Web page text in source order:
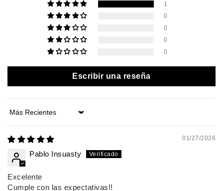
1
0
0
0
0
Escribir una reseña
Sort by
01/27/2026
Pablo Insuasty
Excelente
Cumple con las expectativas!!